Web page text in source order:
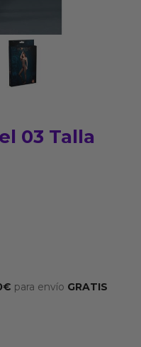
03 Talla
€ para envío GRATIS